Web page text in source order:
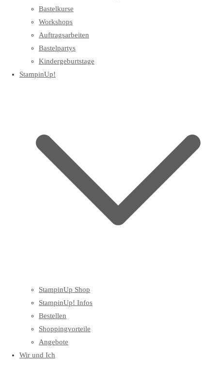
Bastelkurse
Workshops
Auftragsarbeiten
Bastelpartys
Kindergeburtstage
StampinUp!
StampinUp Shop
StampinUp! Infos
Bestellen
Shoppingvorteile
Angebote
Wir und Ich